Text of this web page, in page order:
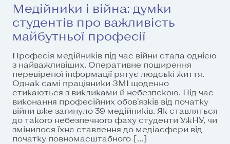
Медійники і війна: думки
студентів про важливість
майбутньої професії
Професія медійників під час війни стала однією
з найважливіших. Оперативне поширення
перевіреної інформації рятує людські життя.
Однак самі працівники ЗМІ щоденно
стикаються з викликами й небезпекою. Під час
виконання професійних обов’язків від початку
війни вже загинуло 39 медійників. Як ставляться
до такого небезпечного фаху студенти УжНУ, чи
змінилося їхнє ставлення до медіасфери від
початку повномасштабного […]